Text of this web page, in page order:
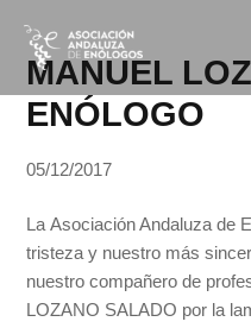
contenido
MANUEL
ENÓLOGO
05/12/2017
La Asociación Andaluza de
tristeza y nuestro más
nuestro compañero de
LOZANO SALADO por la
entradas